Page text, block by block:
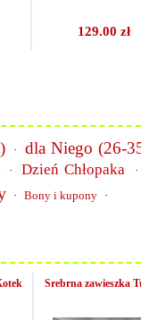
129.00 zł
· dla Niego (26-
· Dzień Chłopaka
· Bony i kupony ·
Srebrna zawieszka